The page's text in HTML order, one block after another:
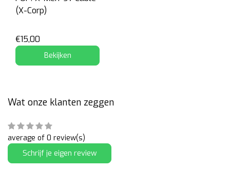
(X-Corp)
€15,00
Bekijken
Wat onze klanten zeggen
average of 0 review(s)
Schrijf je eigen review